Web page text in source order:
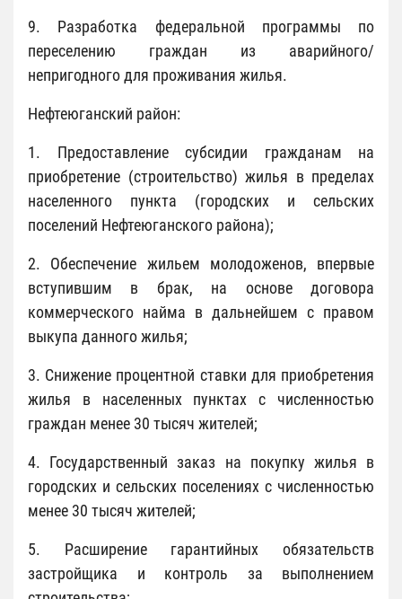
9. Разработка федеральной программы по
переселению граждан из аварийного/
непригодного для проживания жилья.
Нефтеюганский район:
1. Предоставление субсидии гражданам на
приобретение (строительство) жилья в пределах
населенного пункта (городских и сельских
поселений Нефтеюганского района);
2. Обеспечение жильем молодоженов, впервые
вступившим в брак, на основе договора
коммерческого найма в дальнейшем с правом
выкупа данного жилья;
3. Снижение процентной ставки для приобретения
жилья в населенных пунктах с численностью
граждан менее 30 тысяч жителей;
4. Государственный заказ на покупку жилья в
городских и сельских поселениях с численностью
менее 30 тысяч жителей;
5. Расширение гарантийных обязательств
застройщика и контроль за выполнением